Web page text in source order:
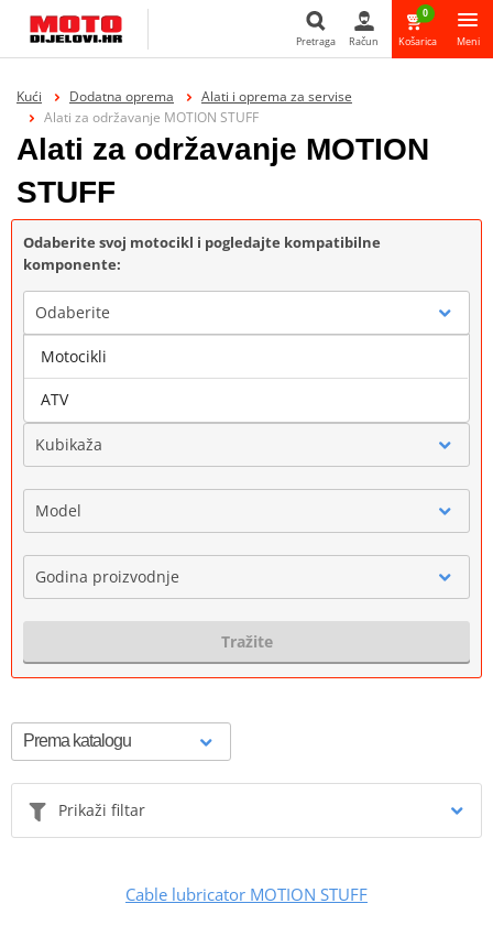
Pretraga Račun
0
Košarica Meni
Kući Dodatna oprema
Alati i oprema za servise
Alati za održavanje MOTION STUFF
Alati za održavanje MOTION
STUFF
Odaberite svoj motocikl i pogledajte kompatibilne
komponente:
Odaberite
Marka
Kubikaža
Model
Godina proizvodnje
Tražite
Prikaži filtar
Cable lubricator MOTION STUFF
Motocikli
ATV